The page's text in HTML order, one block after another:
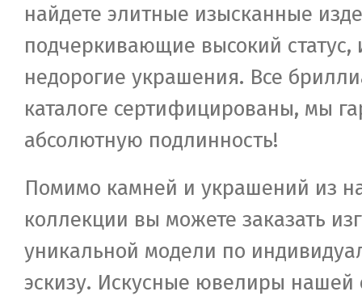
найдете элитные изысканные
подчеркивающие высокий статус,
недорогие украшения. Все
каталоге сертифицированы, мы
абсолютную подлинность!
Помимо камней и украшений из
коллекции вы можете заказать
уникальной модели по
эскизу. Искусные ювелиры нашей